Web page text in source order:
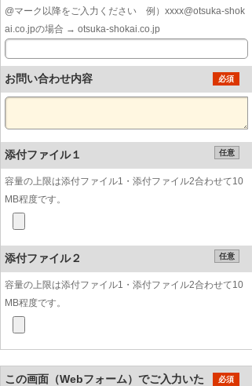
@マーク以降をご入力ください 例）xxxx@otsuka-shok
ai.co.jpの場合 → otsuka-shokai.co.jp
お問い合わせ内容 必須
添付ファイル１ 任意
容量の上限は添付ファイル1・添付ファイル2合わせて10
MB程度です。
添付ファイル２ 任意
容量の上限は添付ファイル1・添付ファイル2合わせて10
MB程度です。
この画面（Webフォーム）でご入力いた
必須